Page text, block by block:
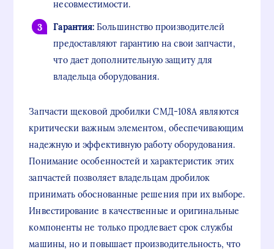
несовместимости.
Гарантия: Большинство производителей
предоставляют гарантию на свои запчасти,
что дает дополнительную защиту для
владельца оборудования.
Запчасти щековой дробилки СМД-108А являются
критически важным элементом, обеспечивающим
надежную и эффективную работу оборудования.
Понимание особенностей и характеристик этих
запчастей позволяет владельцам дробилок
принимать обоснованные решения при их выборе.
Инвестирование в качественные и оригинальные
компоненты не только продлевает срок службы
машины, но и повышает производительность, что